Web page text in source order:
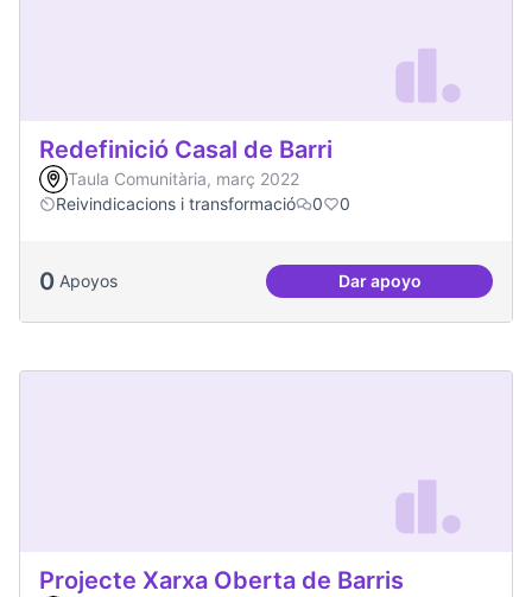
Redefinició Casal de Barri
Taula Comunitària, març 2022
Reivindicacions i transformació
0 0
0 Apoyos Dar apoyoRedefinició Casal
Projecte Xarxa Oberta de Barris